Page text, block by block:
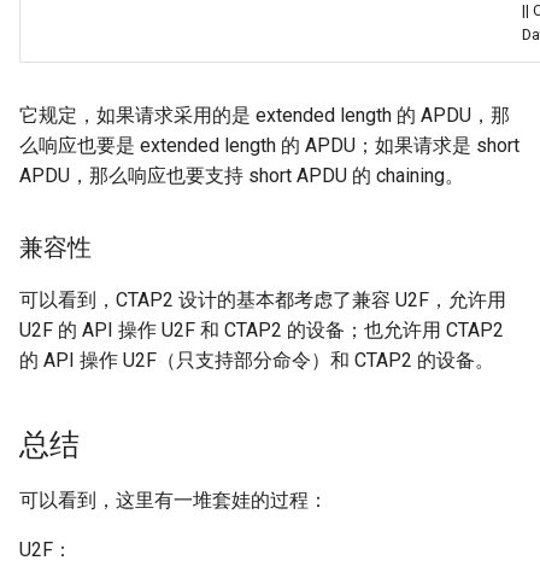
||
它规定，如果请求采用的是 extended length 的 APDU，那
么响应也要是 extended length 的 APDU；如果请求是 short
APDU，那么响应也要支持 short APDU 的 chaining。
兼容性
可以看到，CTAP2 设计的基本都考虑了兼容 U2F，允许用
U2F 的 API 操作 U2F 和 CTAP2 的设备；也允许用 CTAP2
的 API 操作 U2F（只支持部分命令）和 CTAP2 的设备。
总结
可以看到，这里有一堆套娃的过程：
U2F：